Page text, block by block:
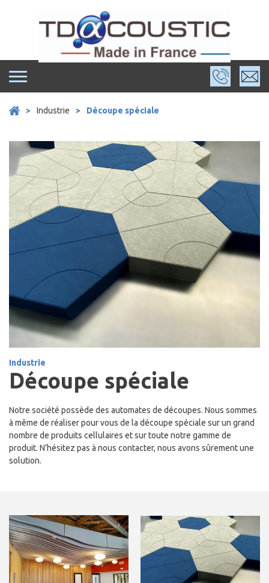
> Industrie > Découpe spéciale
Industrie
Découpe spéciale
Notre société possède des automates de découpes. Nous sommes
à même de réaliser pour vous de la découpe spéciale sur un grand
nombre de produits cellulaires et sur toute notre gamme de
produit. N’hésitez pas à nous contacter, nous avons sûrement une
solution.